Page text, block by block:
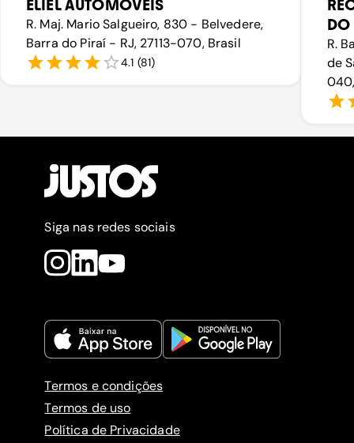
ELIEL AUTOMÓVEIS
R. Maj. Mario Salgueiro, 830 - Belvedere,
Barra do Piraí - RJ, 27113-070, Brasil
4.1 (81)
DO
R.
de
Siga nas redes sociais
Termos e condições
Termos de uso
Política de Privacidade